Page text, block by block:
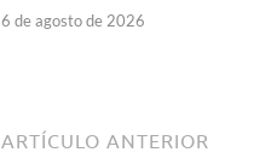
6 de agosto de 2026
ARTÍCULO ANTERIOR